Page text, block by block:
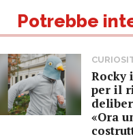
Potrebbe
Rocky
per il
«Ora